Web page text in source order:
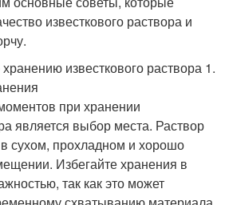
известкового раствора и
известкового раствора 1.
при хранении
является выбор места. Раствор
сухом, прохладном и хорошо
Избегайте хранения в
так как это может